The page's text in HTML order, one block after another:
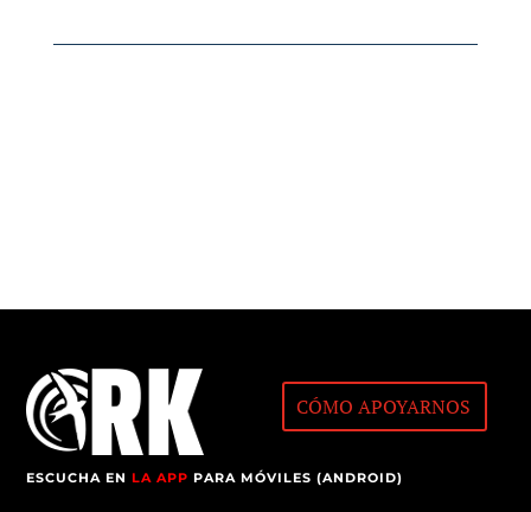
CÓMO APOYARNOS
ESCUCHA ENLA APP PARA MÓVILES (ANDROID)